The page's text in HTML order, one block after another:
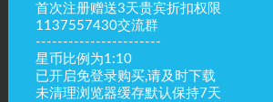
首次注册赠送3天贵宾折扣权限
1137557430交流群
-----------------------
星币比例为1:10
已开启免登录购买,请及时下载
未清理浏览器缓存默认保持7天